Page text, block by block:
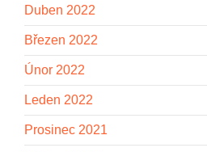
Duben 2022
Březen 2022
Únor 2022
Leden 2022
Prosinec 2021